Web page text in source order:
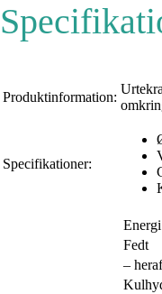
Produktinformation:
Specifikationer:
Energi
Fedt
–